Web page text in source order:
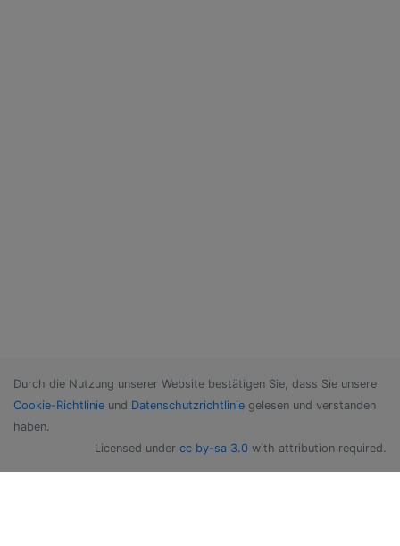
Durch die Nutzung unserer Website bestätigen Sie, dass Sie unsere
Cookie-Richtlinie und Datenschutzrichtlinie gelesen und verstanden
haben.
Licensed under cc by-sa 3.0 with attribution required.